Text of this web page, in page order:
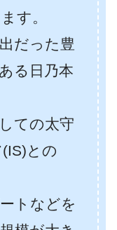
す。
だった豊
る日乃本
ての太守
との
トなどを